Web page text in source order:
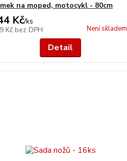
na moped, motocykl - 80cm
Kč/ks
Kč bez DPH Není skladem
Detail